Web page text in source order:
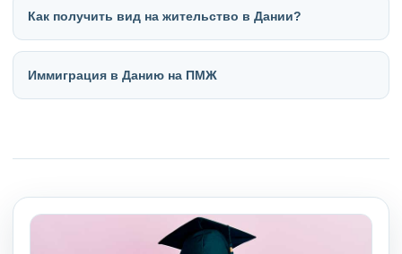
Как получить вид на жительство в Дании?
Иммиграция в Данию на ПМЖ